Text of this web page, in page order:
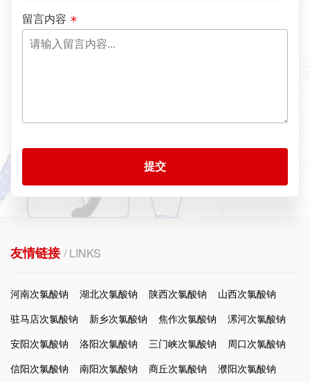
留言内容
提交
友情链接/ LINKS
河南次氯酸钠 湖北次氯酸钠 陕西次氯酸钠
山西次氯酸钠
驻马店次氯酸钠
新乡次氯酸钠 焦作次氯酸钠
漯河次氯酸钠
安阳次氯酸钠
洛阳次氯酸钠 三门峡次氯酸钠
周口次氯酸钠
信阳次氯酸钠
南阳次氯酸钠 商丘次氯酸钠
濮阳次氯酸钠